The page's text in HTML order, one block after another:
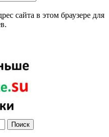
сайта в этом браузере для